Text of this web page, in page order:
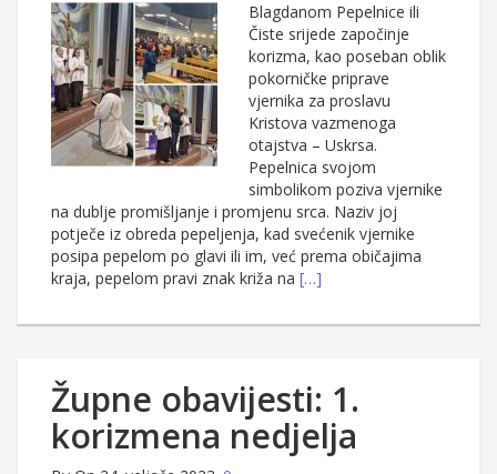
Blagdanom Pepelnice ili
Čiste srijede započinje
korizma, kao poseban oblik
pokorničke priprave
vjernika za proslavu
Kristova vazmenoga
otajstva – Uskrsa.
Pepelnica svojom
simbolikom poziva vjernike
na dublje promišljanje i promjenu srca. Naziv joj
potječe iz obreda pepeljenja, kad svećenik vjernike
posipa pepelom po glavi ili im, već prema običajima
kraja, pepelom pravi znak križa na […]
Župne obavijesti: 1.
korizmena nedjelja